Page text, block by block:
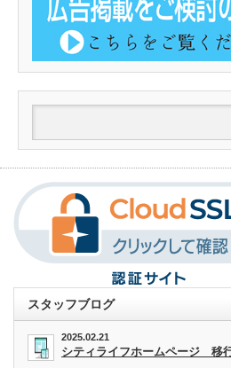
スタッフブログ
2025.02.21
シティライフホームページ 移